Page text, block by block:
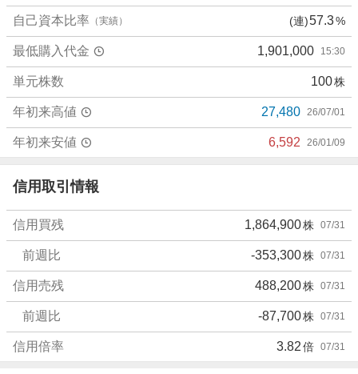
見
9
.
8
%
、
売
り
た
い
0
.
4
、
強
く
売
り
自己資本比率 （実績） (連)57.3%
最低購入代金 1,901,000 15:30
単元株数 100株
年初来高値 27,480 26/07/01
年初来安値 6,592 26/01/09
信用取引情報
信用買残 1,864,900株 07/31
前週比 -353,300株 07/31
信用売残 488,200株 07/31
前週比 -87,700株 07/31
信用倍率 3.82倍 07/31